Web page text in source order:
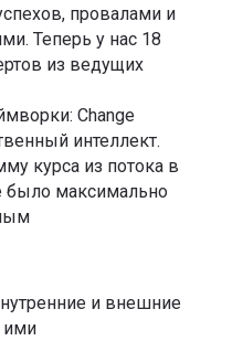
провалами и
Теперь у нас 18
из ведущих
Change
интеллект.
курса из потока в
было максимально
и внешние
ими
Focus,
в:
на
Lab